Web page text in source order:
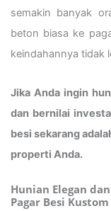
semakin banyak
beton biasa ke
keindahannya tidak
Jika Anda ingin
dan bernilai
besi sekarang
properti Anda.
Hunian Elegan
Pagar Besi Kustom